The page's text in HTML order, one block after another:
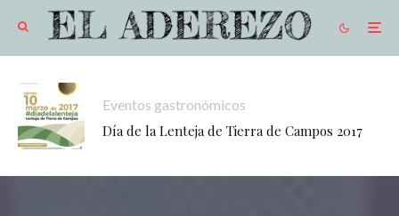
Eventos gastronómicos
Día de la Lenteja de Tierra de Campos 2017